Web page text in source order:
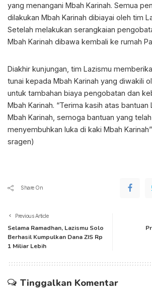
yang menangani Mbah Karinah. Semua
dilakukan Mbah Karinah dibiayai oleh tim
Setelah melakukan serangkaian
Mbah Karinah dibawa kembali ke rumah
Diakhir kunjungan, tim Lazismu
tunai kepada Mbah Karinah yang diwakili
untuk tambahan biaya pengobatan dan
Mbah Karinah. “Terima kasih atas
Mbah Karinah, semoga bantuan yang
menyembuhkan luka di kaki Mbah
sragen)
Share On
Previous Article
Selama Ramadhan, Lazismu Solo
Berhasil Kumpulkan Dana ZIS Rp
1 Miliar Lebih
Tinggalkan Komentar